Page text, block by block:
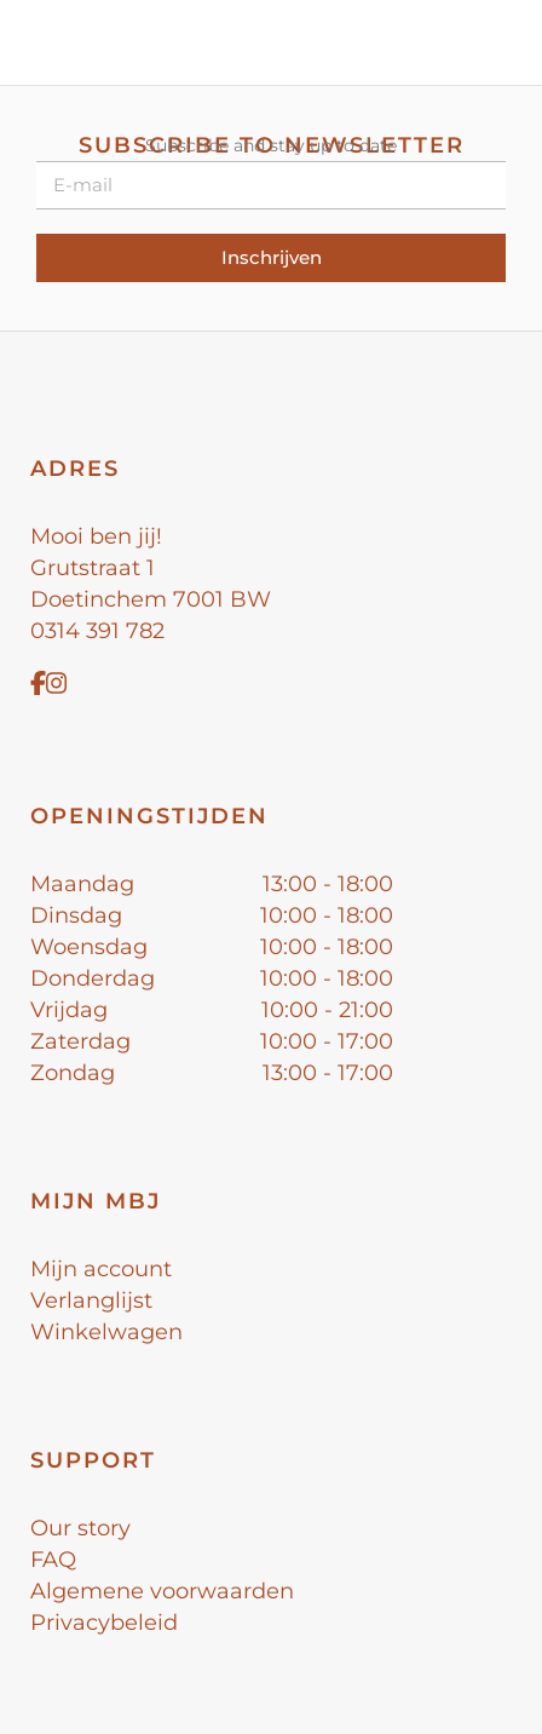
SUBSCRIBE TO NEWSLETTER
Subscribe and stay up to date
Inschrijven
ADRES
Mooi ben jij!
Grutstraat 1
Doetinchem 7001 BW
0314 391 782
OPENINGSTIJDEN
Maandag
13:00 - 18:00
Dinsdag
10:00 - 18:00
Woensdag
10:00 - 18:00
Donderdag
10:00 - 18:00
Vrijdag
10:00 - 21:00
Zaterdag
10:00 - 17:00
Zondag
13:00 - 17:00
MIJN MBJ
Mijn account
Verlanglijst
Winkelwagen
SUPPORT
Our story
FAQ
Algemene voorwaarden
Privacybeleid